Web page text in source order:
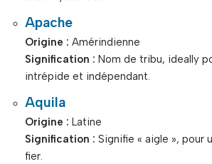
Apache
Origine : Amérindienne
Signification : Nom de tribu, ideally
intrépide et indépendant.
Aquila
Origine : Latine
Signification : Signifie « aigle », pour
fier.